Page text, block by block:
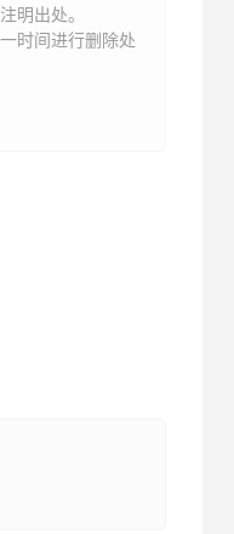
明出处。
时间进行删除处